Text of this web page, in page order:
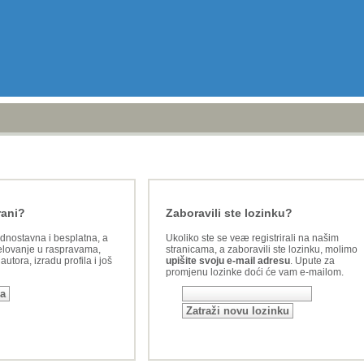
i besplatna, a
u raspravama,
izradu profila i još
Zaboravili ste lozinku?
Ukoliko ste se veæ registrirali na našim
stranicama, a zaboravili ste lozinku, molimo
upišite svoju e-mail adresu. Upute za
promjenu lozinke doći će vam e-mailom.